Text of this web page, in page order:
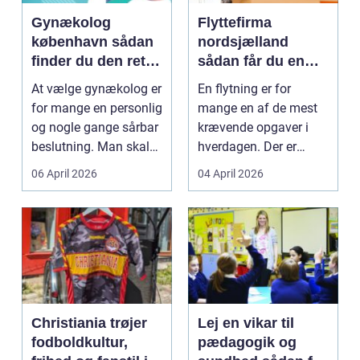
Gynækolog
københavn sådan
finder du den rette
specialist
At vælge gynækolog er
for mange en personlig
og nogle gange sårbar
beslutning. Man skal
både føle si...
06 April 2026
Flyttefirma
nordsjælland
sådan får du en
tryg og effektiv
flytning
En flytning er for
mange en af de mest
krævende opgaver i
hverdagen. Der er
meget at holde styr på,
04 April 2026
Christiania trøjer
fodboldkultur,
Lej en vikar til
pædagogik og